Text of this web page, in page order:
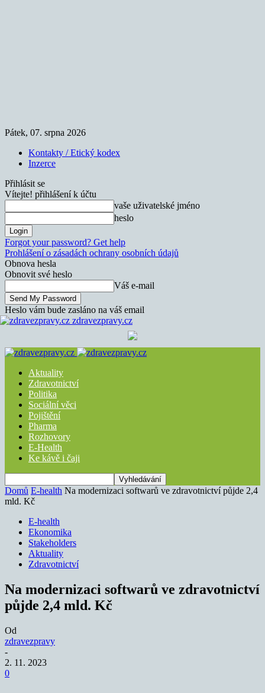
Pátek, 07. srpna 2026
Kontakty / Etický kodex
Inzerce
Přihlásit se
Vítejte! přihlášení k účtu
vaše uživatelské jméno
heslo
Forgot your password? Get help
Prohlášení o zásadách ochrany osobních údajů
Obnova hesla
Obnovit své heslo
Váš e-mail
Heslo vám bude zasláno na váš email
zdravezpravy.cz
Aktuality
Zdravotnictví
Politika
Sociální věci
Pojištění
Pharma
Rozhovory
E-Health
Ke kávě i čaji
Domů E-health Na modernizaci softwarů ve zdravotnictví půjde 2,4
mld. Kč
E-health
Ekonomika
Stakeholders
Aktuality
Zdravotnictví
Na modernizaci softwarů ve zdravotnictví
půjde 2,4 mld. Kč
Od
zdravezpravy
-
2. 11. 2023
0